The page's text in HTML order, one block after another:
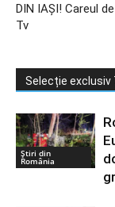
DIN IAŞI! Careul
Tv
Selecție exclusiv
Știri din
România